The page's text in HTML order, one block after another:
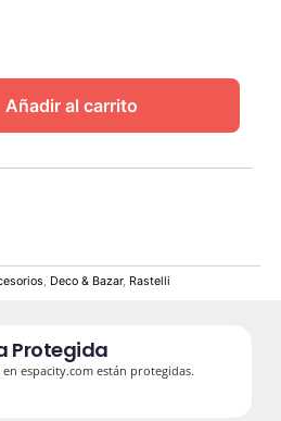
Añadir al carrito
, Deco & Bazar, Rastelli
Protegida
espacity.com están protegidas.